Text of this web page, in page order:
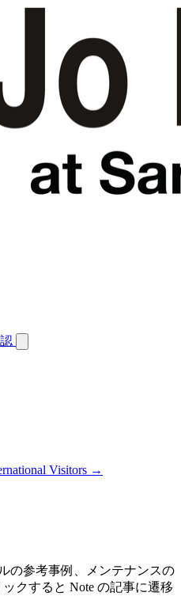
Visitors →
の参考事例、メンテナンスの
クすると Note の記事に遷移